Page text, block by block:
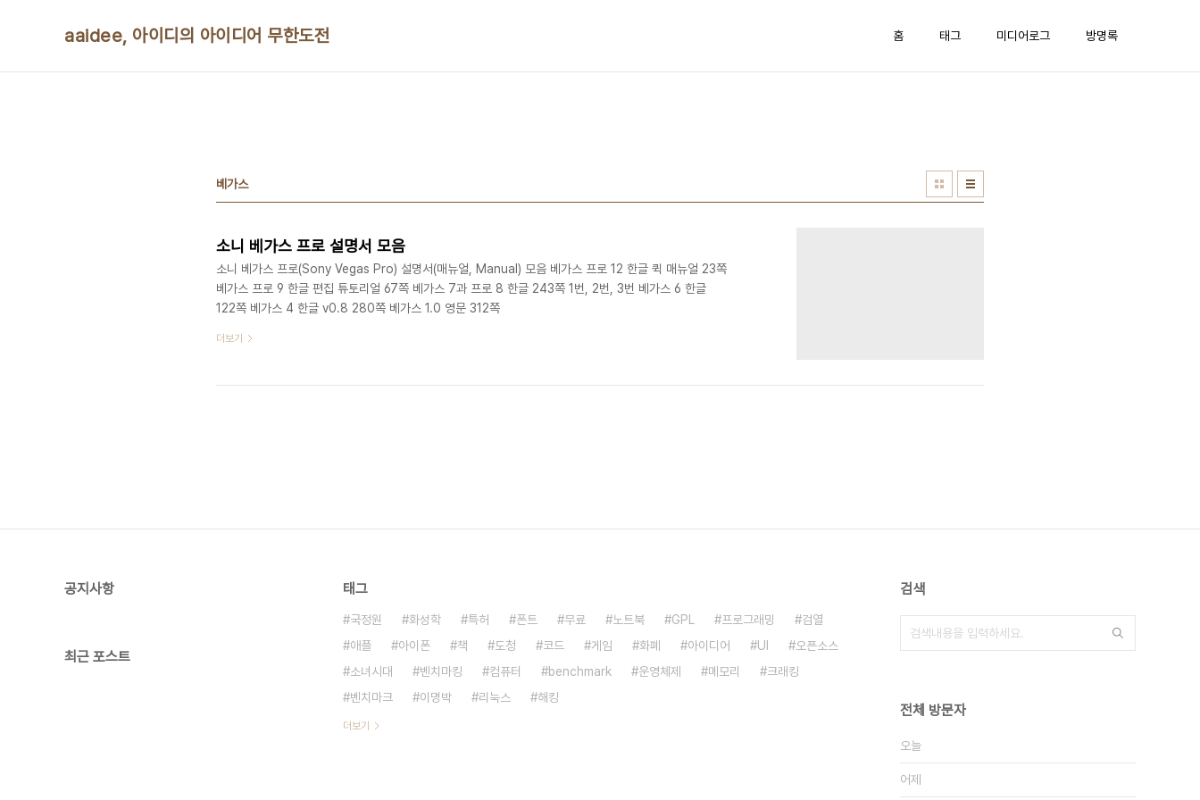
aaidee, 아이디의 아이디어 무한도전 홈 태그 미디어로그 방명록
베가스
소니 베가스 프로 설명서 모음
소니 베가스 프로(Sony Vegas Pro) 설명서(매뉴얼, Manual) 모음 베가스 프로 12 한글 퀵 매뉴얼 23쪽
베가스 프로 9 한글 편집 튜토리얼 67쪽 베가스 7과 프로 8 한글 243쪽 1번, 2번, 3번 베가스 6 한글
122쪽 베가스 4 한글 v0.8 280쪽 베가스 1.0 영문 312쪽
더보기
공지사항
최근 포스트
태그
국정원 화성학 특허 폰트 무료 노트북 GPL 프로그래밍
검열
애플
아이폰 책 도청 코드 게임 화폐 아이디어 UI
오픈소스
소녀시대
벤치마킹 컴퓨터 benchmark 운영체제 메모리
크래킹
벤치마크
이명박 리눅스 해킹
더보기
검색
전체 방문자
오늘
어제